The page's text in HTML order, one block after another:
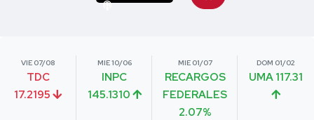
VIE 07/08
TDC
17.2195
MIE 10/06
INPC
145.1310
MIE 01/07
RECARGOS
FEDERALES
2.07%
DOM 01/02
UMA 117.31